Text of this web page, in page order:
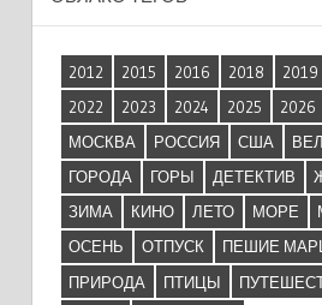
2012 2015 2016 2018 2019
2022
2023 2024 2025 2026
МОСКВА
РОССИЯ США
ГОРОДА
ГОРЫ ДЕТЕКТИВ
ЗИМА
КИНО ЛЕТО МОРЕ
ОСЕНЬ
ОТПУСК
ПЕШИЕ
ПРИРОДА
ПТИЦЫ